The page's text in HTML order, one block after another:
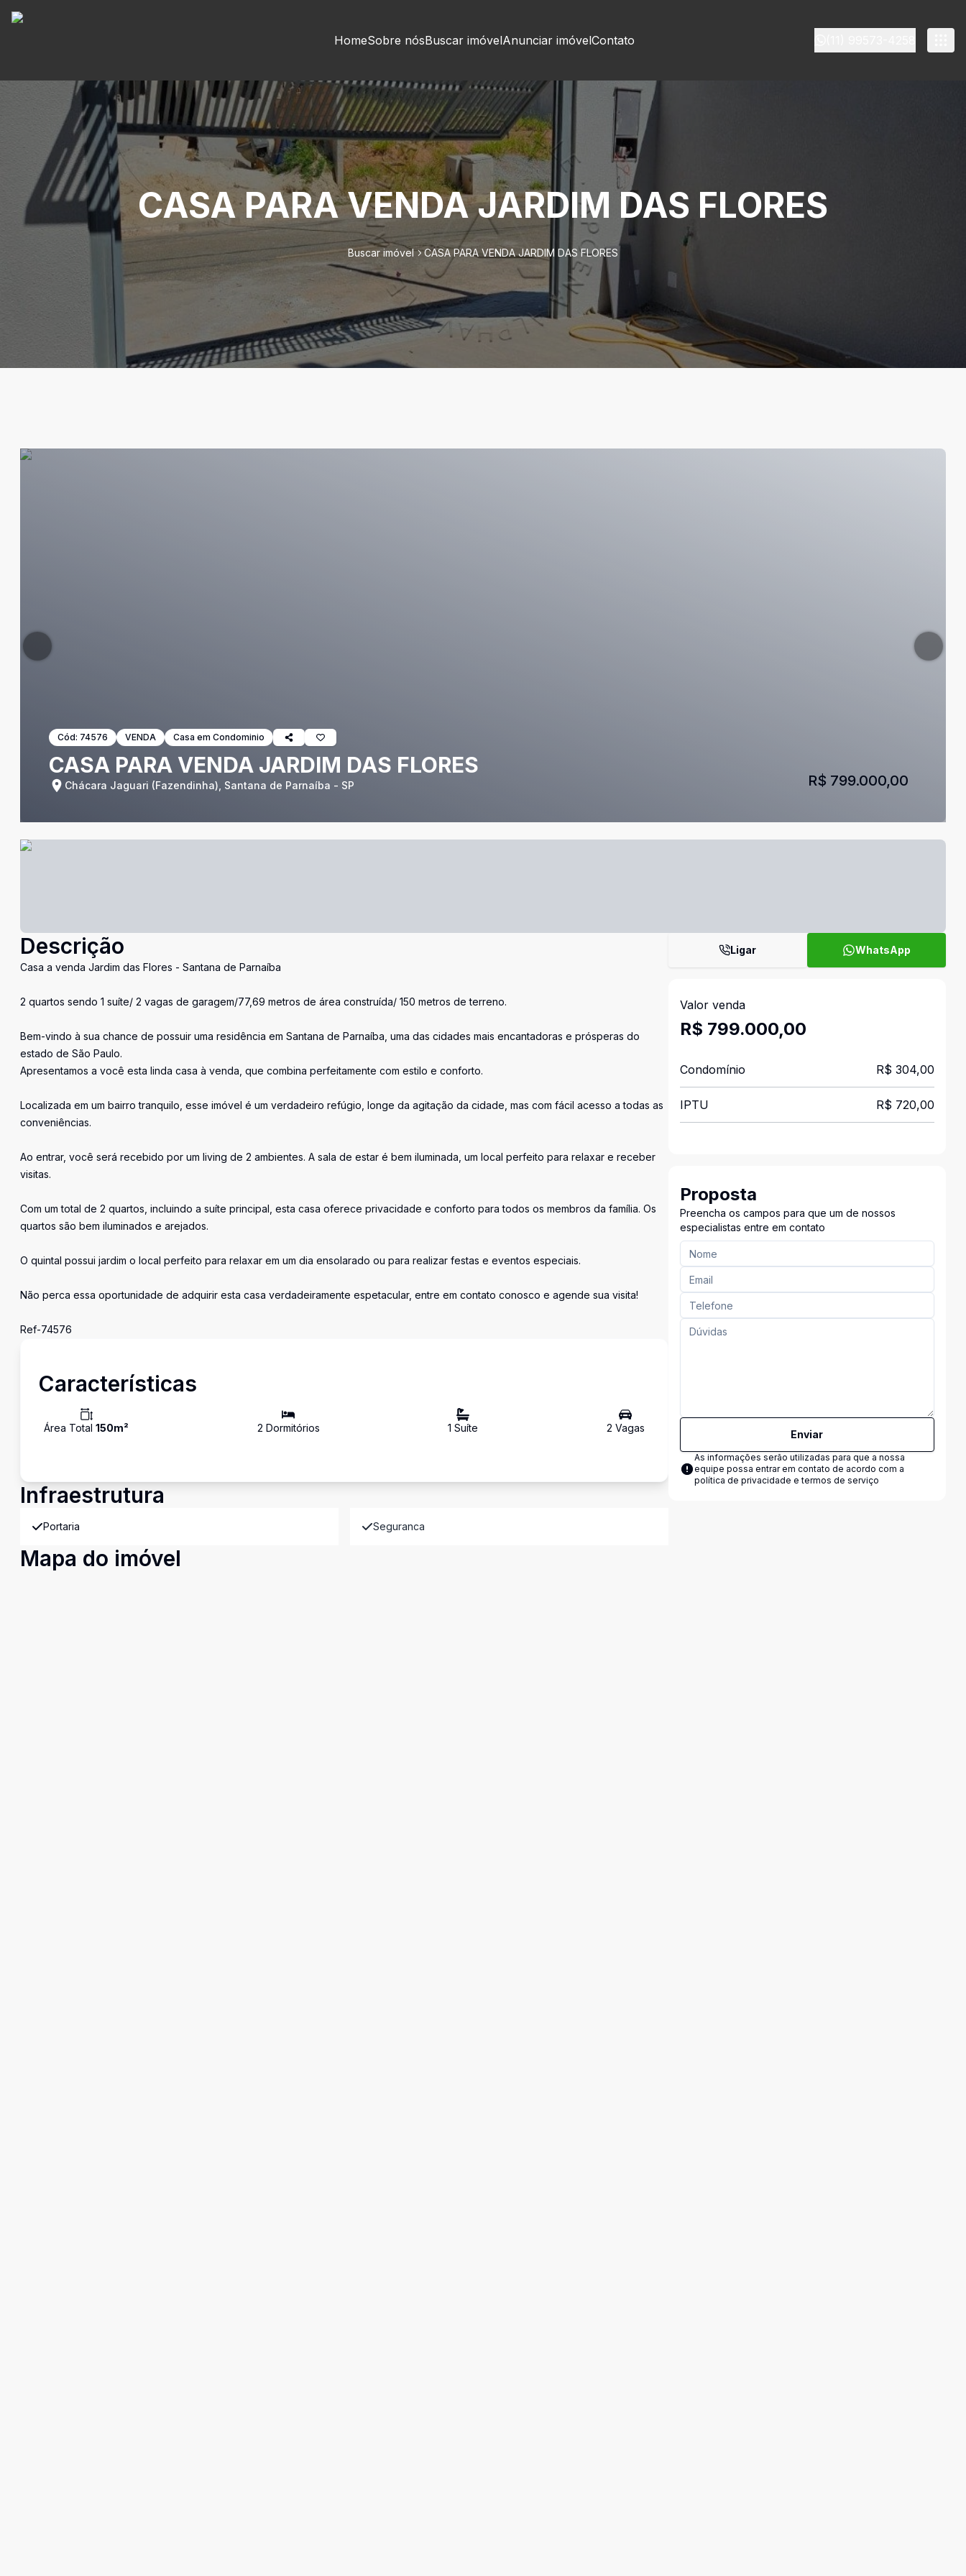
HomeSobre nósBuscar imóvelAnunciar imóvelContato
CASA PARA VENDA JARDIM DAS FLORES
Buscar imóvel CASA PARA VENDA JARDIM DAS FLORES
Cód: 74576 VENDA Casa em Condominio
CASA PARA VENDA JARDIM DAS FLORES
Chácara Jaguari (Fazendinha), Santana de Parnaíba - SP R$ 799.000,00
Descrição
Casa a venda Jardim das Flores - Santana de Parnaíba
2 quartos sendo 1 suíte/ 2 vagas de garagem/77,69 metros de área construída/ 150 metros de terreno.
Bem-vindo à sua chance de possuir uma residência em Santana de Parnaíba, uma das cidades mais encantadoras e prósperas do
estado de São Paulo.
Apresentamos a você esta linda casa à venda, que combina perfeitamente com estilo e conforto.
Localizada em um bairro tranquilo, esse imóvel é um verdadeiro refúgio, longe da agitação da cidade, mas com fácil acesso a todas as
conveniências.
Ao entrar, você será recebido por um living de 2 ambientes. A sala de estar é bem iluminada, um local perfeito para relaxar e receber
visitas.
Com um total de 2 quartos, incluindo a suíte principal, esta casa oferece privacidade e conforto para todos os membros da família. Os
quartos são bem iluminados e arejados.
O quintal possui jardim o local perfeito para relaxar em um dia ensolarado ou para realizar festas e eventos especiais.
Não perca essa oportunidade de adquirir esta casa verdadeiramente espetacular, entre em contato conosco e agende sua visita!
Ref-74576
Características
Área Total 150m² 2 Dormitórios 1 Suíte 2 Vagas
Infraestrutura
Portaria Seguranca
Mapa do imóvel
Ligar WhatsApp
Valor venda
R$ 799.000,00
Condomínio R$ 304,00
IPTU R$ 720,00
Proposta
Preencha os campos para que um de nossos
especialistas entre em contato
Enviar
As informações serão utilizadas para que a nossa
equipe possa entrar em contato de acordo com a
política de privacidade e termos de serviço